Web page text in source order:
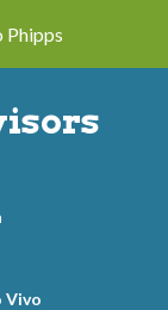
Phipps
Vivo